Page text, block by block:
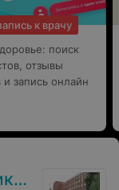
к врачу
поиск
отзывы
и запись онлайн